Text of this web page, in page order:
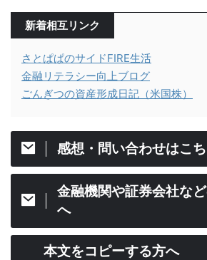
新着相互リンク
さとぱぱのサイドFIRE生活
金融リテラシー向上ブログ
ごんぎつの資産形成日記（米国株）
感想・問い合わせはこ
金融機関や証券会社な
へ
本文をコピーする方へ